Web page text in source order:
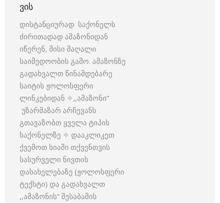
ᲕᲘᲡ
დისტანციურად საქონელს
ძირითადად ამაზონიდან
იწერენ, მისი მაღალი
საიმედოობის გამო. ამაზონზე
გადახვალთ წინამდებარე
საიტის ჟოლოსფერი
ლინკებიდან ✧,,ამაზონი”
უზარმაზარ არჩევანს
გთავაზობთ ყველა ტიპის
საქონელზე ✧ დააკლიკეთ
ქვემოთ სიაში თქვენთვის
სასურველი ნივთის
დასახელებაზე (ჟოლოსფერი
ტექსტი) და გადახვალთ
,,ამაზონის“ შესაბამის